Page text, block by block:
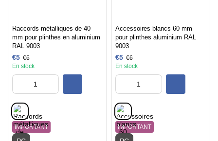
Raccords métalliques de 40
mm pour plinthes en aluminium
RAL 9003
€5 €6
En stock
IMPORTANT
Accessoires blancs 60 mm
pour plinthes aluminium RAL
9003
€5 €6
En stock
IMPORTANT